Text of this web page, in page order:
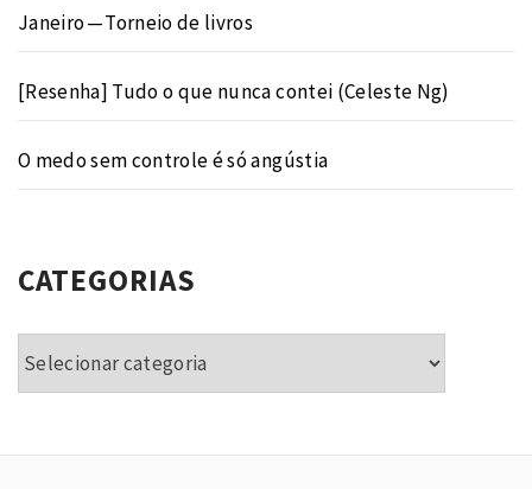
Janeiro — Torneio de livros
[Resenha] Tudo o que nunca contei (Celeste Ng)
O medo sem controle é só angústia
CATEGORIAS